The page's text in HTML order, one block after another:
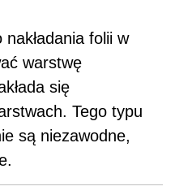
folii w
warstwę
się
Tego typu
są niezawodne,